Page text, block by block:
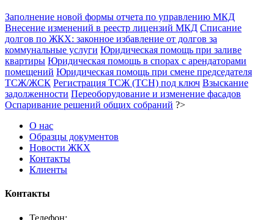
Заполнение новой формы отчета по управлению МКД
Внесение изменений в реестр лицензий МКД Списание
долгов по ЖКХ: законное избавление от долгов за
коммунальные услуги Юридическая помощь при заливе
квартиры Юридическая помощь в спорах с арендаторами
помещений Юридическая помощь при смене председателя
ТСЖ/ЖСК Регистрация ТСЖ (ТСН) под ключ Взыскание
задолженности Переоборудование и изменение фасадов
Оспаривание решений общих собраний ?>
О нас
Образцы документов
Новости ЖКХ
Контакты
Клиенты
Контакты
Телефон: